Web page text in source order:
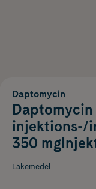
Daptomycin
injektions-/
350
Läkemedel